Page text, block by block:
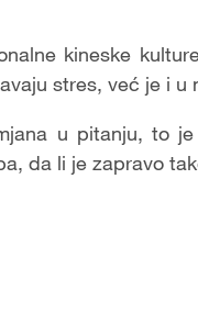
kineske
stres, već je i
u pitanju, to
da li je zapravo